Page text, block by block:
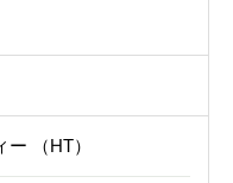
e
は「お問い合わせフ
します。
（HT）